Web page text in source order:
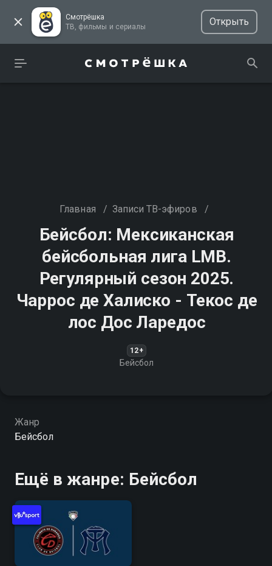
Смотрёшка
ТВ, фильмы и сериалы
Открыть
Главная / Записи ТВ-эфиров /
Бейсбол: Мексиканская
бейсбольная лига LMB.
Регулярный сезон 2025.
Чаррос де Халиско - Текос де
лос Дос Ларедос
12+
Бейсбол
Жанр
Бейсбол
Ещё в жанре: Бейсбол